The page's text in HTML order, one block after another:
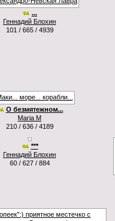
...
Геннадий Блохин
101 / 665 / 4939
О безмятежном...
Maria M
210 / 636 / 4189
***
Геннадий Блохин
60 / 627 / 884